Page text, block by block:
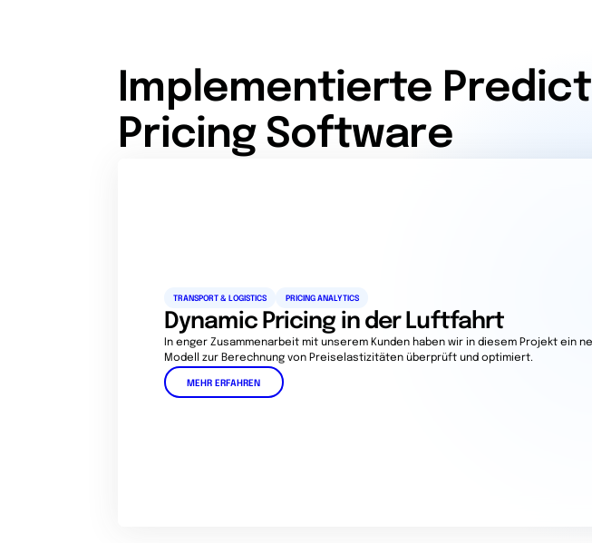
Implementierte
Pricing Software
TRANSPORT & LOGISTICS PRICING ANALYTICS
Dynamic Pricing in der Luftfahrt
In enger Zusammenarbeit mit unserem Kunden haben wir in diesem Projekt ein
Modell zur Berechnung von Preiselastizitäten überprüft und optimiert.
MEHR ERFAHREN